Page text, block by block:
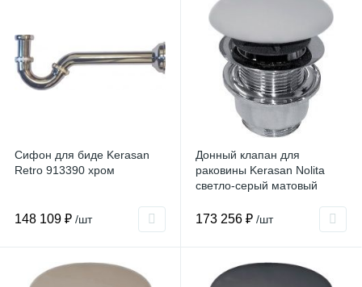
Сифон для биде Kerasan
Retro 913390 хром
148 109 ₽ /шт
Донный клапан для
раковины Kerasan Nolita
светло-серый матовый
173 256 ₽ /шт